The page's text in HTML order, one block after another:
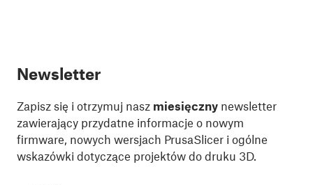
Newsletter
Zapisz się i otrzymuj nasz miesięczny newsletter
zawierający przydatne informacje o nowym
firmware, nowych wersjach PrusaSlicer i ogólne
wskazówki dotyczące projektów do druku 3D.